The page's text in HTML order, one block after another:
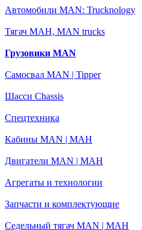
Автомобили MAN: Trucknology
Тягач МАН, MAN trucks
Грузовики MAN
Самосвал MAN | Tipper
Шасси Chassis
Спецтехника
Кабины MAN | МАН
Двигатели MAN | МАН
Агрегаты и технологии
Запчасти и комплектующие
Седельный тягач MAN | МАН